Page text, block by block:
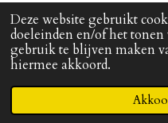
Deze website gebruikt
doeleinden en/of het
gebruik te blijven maken
hiermee akkoord.